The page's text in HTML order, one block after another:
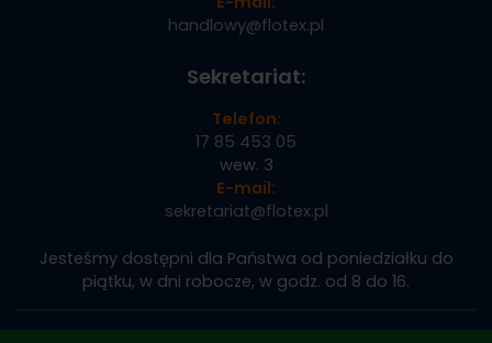
handlowy@flotex.pl
Sekretariat:
Telefon:
17 85 453 05
wew. 3
E-mail:
sekretariat@flotex.pl
Jesteśmy dostępni dla Państwa od poniedziałku do
piątku, w dni robocze, w godz. od 8 do 16.